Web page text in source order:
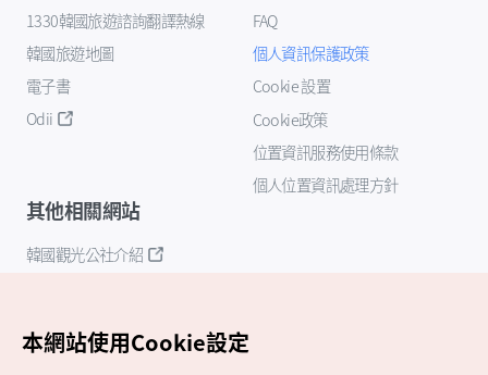
1330韓國旅遊諮詢翻譯熱線
韓國旅遊地圖
電子書
Odii
FAQ
個人資訊保護政策
Cookie 設置
Cookie政策
位置資訊服務使用條款
個人位置資訊處理方針
其他相關網站
韓國觀光公社介紹
本網站使用Cookie設定